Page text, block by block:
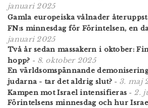
januari 2025
Gamla europeiska vålnader
FN:s minnesdag för Förintelsen, en
januari 2025
Två år sedan massakern i oktober:
hopp? - 8. oktober 2025
En världsomspännande
judarna - tar det aldrig slut? - 3. maj
Kampen mot Israel intensifieras - 2.
Förintelsens minnesdag och hur